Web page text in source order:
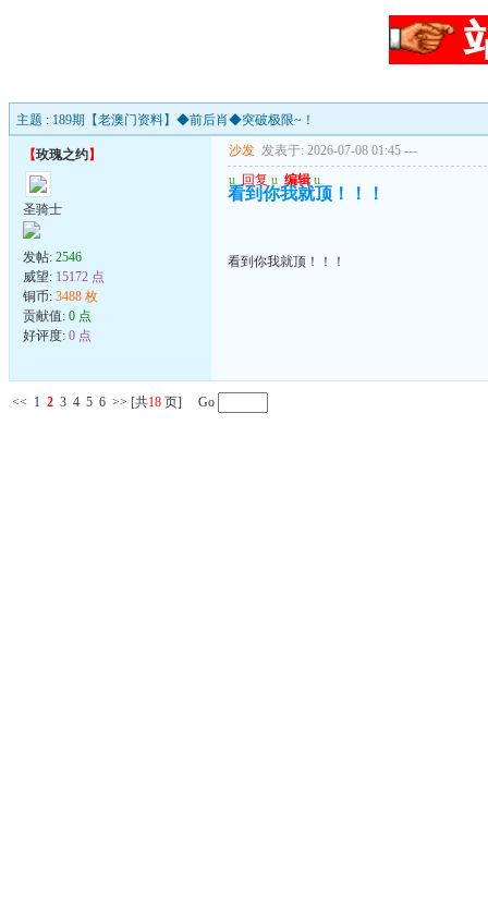
主题 : 189期【老澳门资料】◆前后肖◆突破极限~！
【玫瑰之约】
圣骑士
发帖: 2546
威望: 15172 点
铜币: 3488 枚
贡献值: 0 点
好评度: 0 点
沙发 发表于: 2026-07-08 01:45 ---
u 回复 u 编辑 u
看到你我就顶！！！
看到你我就顶！！！
<< 1 2 3 4 5 6 >> [共18 页] Go